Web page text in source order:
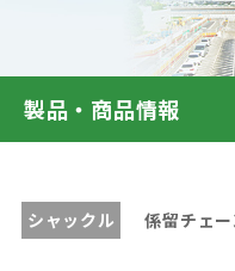
製品・商品情報
シャックル 係留チェ